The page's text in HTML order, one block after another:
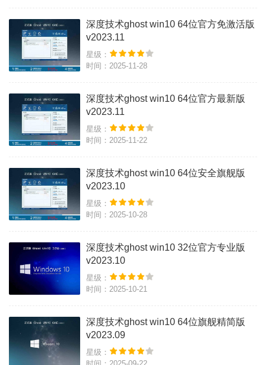
深度技术ghost win10 64位官方免激活版
v2023.11
星级：
时间：2025-11-28
深度技术ghost win10 64位官方最新版
v2023.11
星级：
时间：2025-11-22
深度技术ghost win10 64位安全旗舰版
v2023.10
星级：
时间：2025-10-28
深度技术ghost win10 32位官方专业版
v2023.10
星级：
时间：2025-10-21
深度技术ghost win10 64位旗舰精简版
v2023.09
星级：